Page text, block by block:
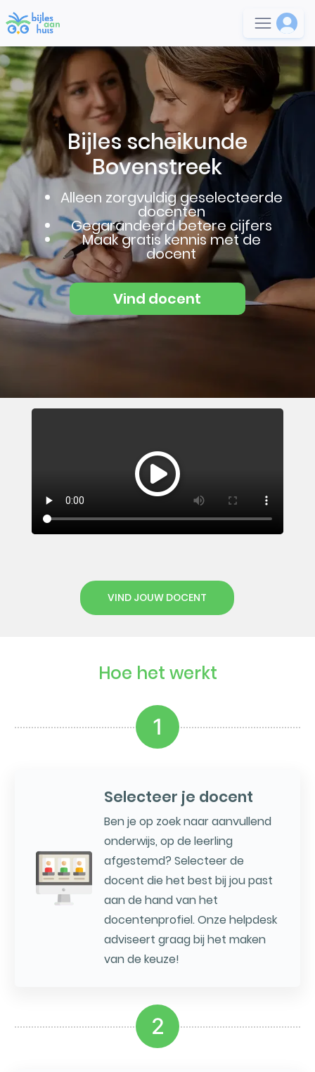
Bijles scheikunde
Bovenstreek
Alleen zorgvuldig geselecteerde
docenten
Gegarandeerd betere cijfers
Maak gratis kennis met de
docent
Vind docent
VIND JOUW DOCENT
Hoe het werkt
1
Selecteer je docent
Ben je op zoek naar aanvullend
onderwijs, op de leerling
afgestemd? Selecteer de
docent die het best bij jou past
aan de hand van het
docentenprofiel. Onze helpdesk
adviseert graag bij het maken
van de keuze!
2